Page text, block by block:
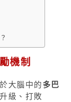
機制
大腦中的多巴
級、打敗